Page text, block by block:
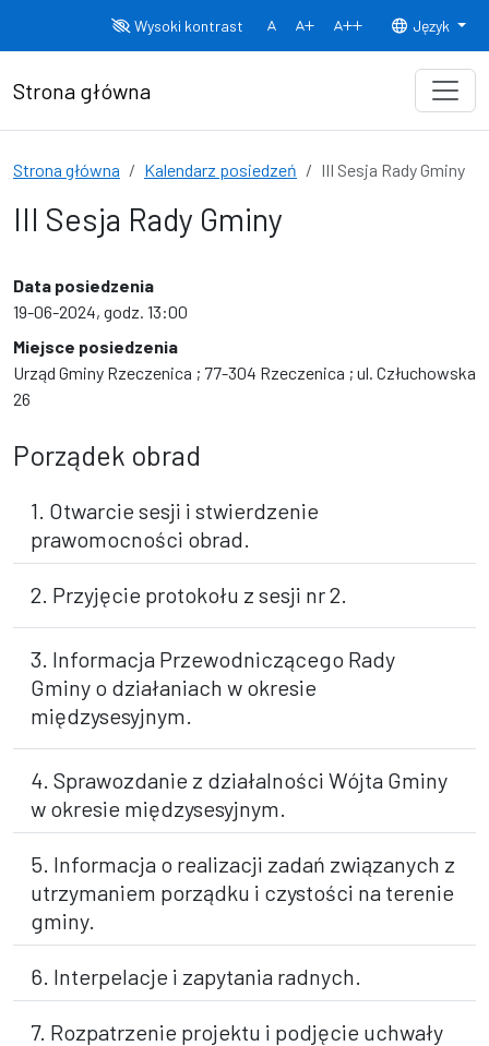
Wysoki kontrast
Normalny rozmiar czcionki
Rozmiar czcionki 150% Rozmiar
Język
Strona główna
Strona główna Kalendarz posiedzeń III Sesja Rady Gminy
III Sesja Rady Gminy
Data posiedzenia
19-06-2024, godz. 13:00
Miejsce posiedzenia
Urząd Gminy Rzeczenica ; 77-304 Rzeczenica ; ul. Człuchowska
26
Porządek obrad
1. Otwarcie sesji i stwierdzenie
prawomocności obrad.
2. Przyjęcie protokołu z sesji nr 2.
3. Informacja Przewodniczącego Rady
Gminy o działaniach w okresie
międzysesyjnym.
4. Sprawozdanie z działalności Wójta Gminy
w okresie międzysesyjnym.
5. Informacja o realizacji zadań związanych z
utrzymaniem porządku i czystości na terenie
gminy.
6. Interpelacje i zapytania radnych.
7. Rozpatrzenie projektu i podjęcie uchwały